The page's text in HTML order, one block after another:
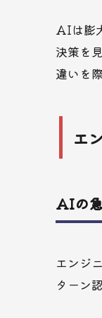
AIは膨
決策を
違いを
エ
AIの
エンジ
ターン